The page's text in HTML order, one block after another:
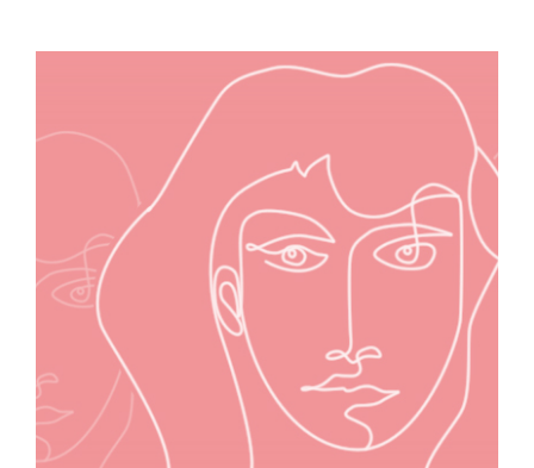
Las mujeres y la energía solar